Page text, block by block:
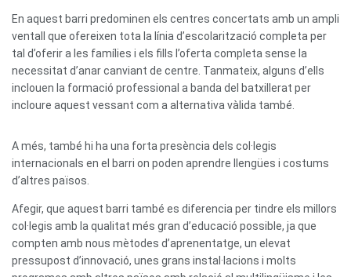
En aquest barri predominen els centres concertats amb un ampli
ventall que ofereixen tota la línia d’escolarització completa per
tal d’oferir a les famílies i els fills l’oferta completa sense la
necessitat d’anar canviant de centre. Tanmateix, alguns d’ells
inclouen la formació professional a banda del batxillerat per
incloure aquest vessant com a alternativa vàlida també.
A més, també hi ha una forta presència dels col·legis
internacionals en el barri on poden aprendre llengües i costums
d’altres països.
Afegir, que aquest barri també es diferencia per tindre els millors
col·legis amb la qualitat més gran d’educació possible, ja que
compten amb nous mètodes d’aprenentatge, un elevat
pressupost d’innovació, unes grans instal·lacions i molts